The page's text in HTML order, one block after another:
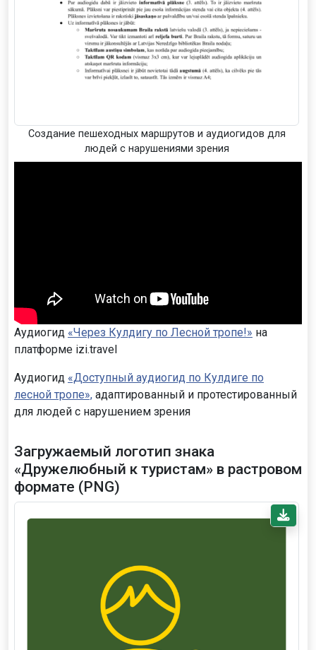
Создание пешеходных маршрутов и аудиогидов для
людей с нарушениями зрения
Аудиогид «Через Кулдигу по Лесной тропе!» на
платформе izi.travel
Аудиогид «Доступный аудиогид по Кулдиге по
лесной тропе», адаптированный и протестированный
для людей с нарушением зрения
Загружаемый логотип знака
«Дружелюбный к туристам» в растровом
формате (PNG)